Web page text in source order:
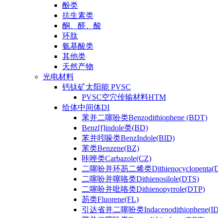
酚类
抗生素类
酮、醛、酸
环肽
氨基酸类
其他类
天然产物
光电材料
钙钛矿太阳能 PVSC
PVSC空穴传输材料HTM
给体中间体DI
苯并二噻吩类Benzodithiophene (BDT)
Benz[f]indole类(BD)
苯并吲哚类BenzIndole(BID)
苯类Benzene(BZ)
咔唑类Carbazole(CZ)
二噻吩并环芴二烯类
二噻吩并噻咯类Dithienosilole(DTS)
二噻吩并吡咯类Dithienopyrrole(DTP)
芴类Fluorene(FL)
引达省并二噻吩类